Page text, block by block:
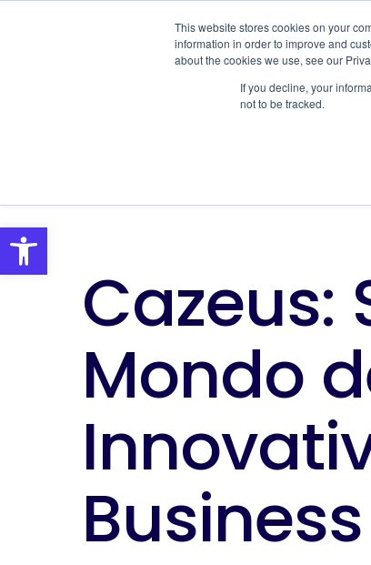
This website stores cookies on your
information in order to improve and
about the cookies we use, see our
If you decline, your
not to be tracked.
Open toolbar
SOLUTIONS
Cazeus:
Mondo
Business